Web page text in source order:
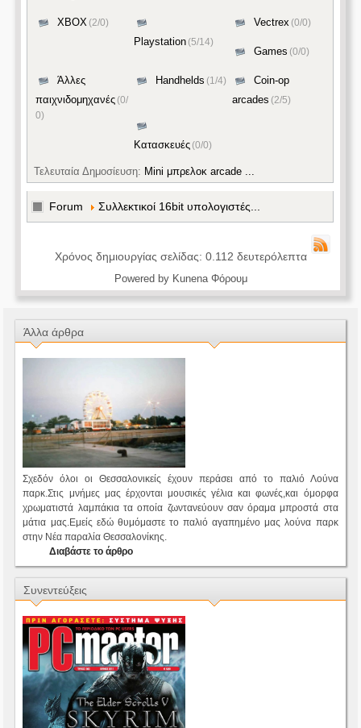
ΧΒΟΧ (2/0)
Playstation (5/14)
Vectrex (0/0)
Games (0/0)
Άλλες
παιχνιδομηχανές (0/
0)
Handhelds (1/4)
Coin-op
arcades (2/5)
Κατασκευές (0/0)
Τελευταία Δημοσίευση: Mini μπρελοκ arcade ...
Forum Συλλεκτικοί 16bit υπολογιστές...
Χρόνος δημιουργίας σελίδας: 0.112 δευτερόλεπτα
Powered by Kunena Φόρουμ
Άλλα άρθρα
Σχεδόν όλοι οι Θεσσαλονικείς έχουν περάσει από το παλιό Λούνα
παρκ.Στις μνήμες μας έρχονται μουσικές γέλια και φωνές,και όμορφα
χρωματιστά λαμπάκια τα οποία ζωντανεύουν σαν όραμα μπροστά στα
μάτια μας.Εμείς εδώ θυμόμαστε το παλιό αγαπημένο μας λούνα παρκ
στην Νέα παραλία Θεσσαλονίκης.
Διαβάστε το άρθρο
Συνεντεύξεις